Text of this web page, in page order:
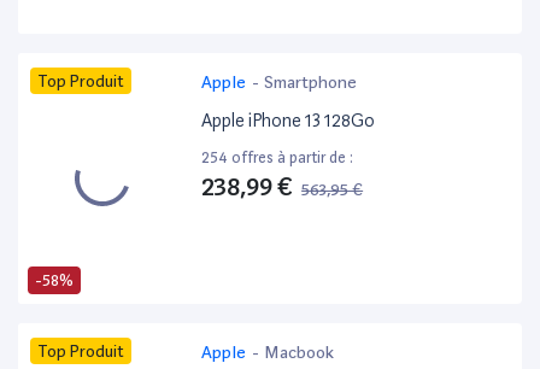
-58%
Top Produit Apple - Smartphone
Apple iPhone 13 128Go
254 offres à partir de :
238,99 € 563,95 €
Top Produit Apple - Macbook